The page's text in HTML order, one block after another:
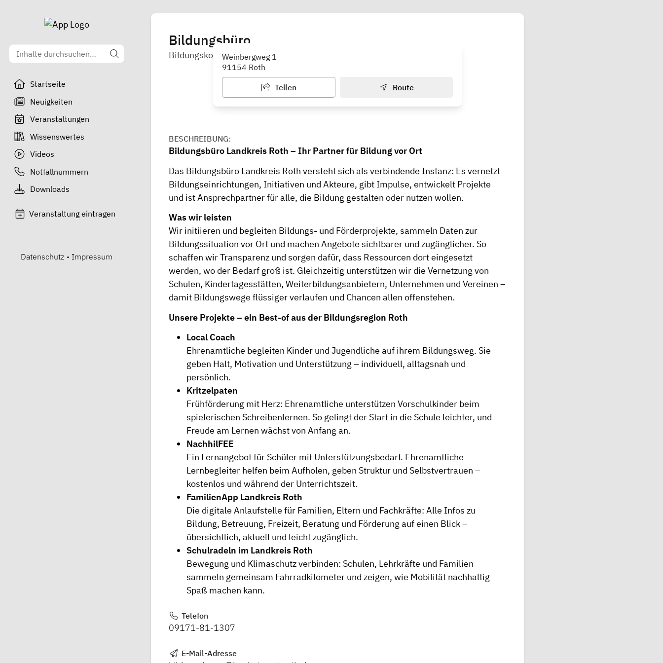
Startseite
Neuigkeiten
Veranstaltungen
Wissenswertes
Videos
Notfallnummern
Downloads
Veranstaltung eintragen
Datenschutz • Impressum
Bildungsbüro
Bildungskoordinatorin Christine Waitz
Weinbergweg 1
91154 Roth
Teilen Route
BESCHREIBUNG:
Bildungsbüro Landkreis Roth – Ihr Partner für Bildung vor Ort
Das Bildungsbüro Landkreis Roth versteht sich als verbindende Instanz: Es vernetzt
Bildungseinrichtungen, Initiativen und Akteure, gibt Impulse, entwickelt Projekte
und ist Ansprechpartner für alle, die Bildung gestalten oder nutzen wollen.
Was wir leisten
Wir initiieren und begleiten Bildungs- und Förderprojekte, sammeln Daten zur
Bildungssituation vor Ort und machen Angebote sichtbarer und zugänglicher. So
schaffen wir Transparenz und sorgen dafür, dass Ressourcen dort eingesetzt
werden, wo der Bedarf groß ist. Gleichzeitig unterstützen wir die Vernetzung von
Schulen, Kindertagesstätten, Weiterbildungsanbietern, Unternehmen und Vereinen –
damit Bildungswege flüssiger verlaufen und Chancen allen offenstehen.
Unsere Projekte – ein Best-of aus der Bildungsregion Roth
Local Coach
Ehrenamtliche begleiten Kinder und Jugendliche auf ihrem Bildungsweg. Sie
geben Halt, Motivation und Unterstützung – individuell, alltagsnah und
persönlich.
Kritzelpaten
Frühförderung mit Herz: Ehrenamtliche unterstützen Vorschulkinder beim
spielerischen Schreibenlernen. So gelingt der Start in die Schule leichter, und
Freude am Lernen wächst von Anfang an.
NachhilFEE
Ein Lernangebot für Schüler mit Unterstützungsbedarf. Ehrenamtliche
Lernbegleiter helfen beim Aufholen, geben Struktur und Selbstvertrauen –
kostenlos und während der Unterrichtszeit.
FamilienApp Landkreis Roth
Die digitale Anlaufstelle für Familien, Eltern und Fachkräfte: Alle Infos zu
Bildung, Betreuung, Freizeit, Beratung und Förderung auf einen Blick –
übersichtlich, aktuell und leicht zugänglich.
Schulradeln im Landkreis Roth
Bewegung und Klimaschutz verbinden: Schulen, Lehrkräfte und Familien
sammeln gemeinsam Fahrradkilometer und zeigen, wie Mobilität nachhaltig
Spaß machen kann.
Telefon
09171-81-1307
E-Mail-Adresse